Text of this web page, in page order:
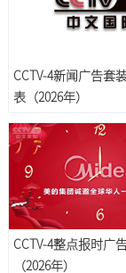
CCTV-4新闻广告套
表（2026年）
CCTV-4整点报时广
（2026年）